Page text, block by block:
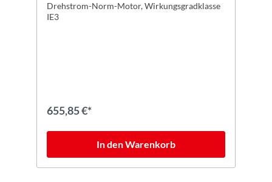
Drehstrom-Norm-Motor, Wirkungsgradklasse
IE3
655,85 €*
In den Warenkorb